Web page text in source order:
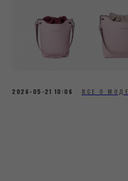
2026-05-21 10:06 ВСЕ О МОДЕ